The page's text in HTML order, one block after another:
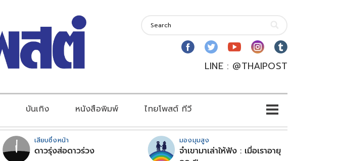
LINE : @THAIPOST
บันเทิง หนังสือพิมพ์ ไทยโพสต์ ทีวี
เสียบซึ่งหน้า
ดาวรุ่งส่อดาวร่วง
มองมุมสูง
จำเขามาเล่าให้ฟัง : เมื่อเราอายุ